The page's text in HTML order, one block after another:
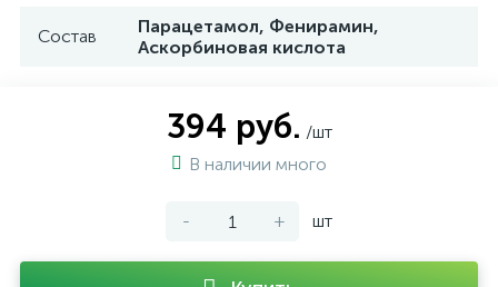
Состав
Парацетамол, Фенирамин,
Аскорбиновая кислота
394 руб. /шт
В наличии много
- + шт